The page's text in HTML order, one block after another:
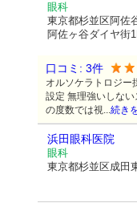
眼科
東京都杉並区阿佐
阿佐ヶ谷ダイヤ街
口コミ: 3件
オルソケラトロジー
設定 無理強いしな
の度数では視...続き
浜田眼科医院
眼科
東京都杉並区成田